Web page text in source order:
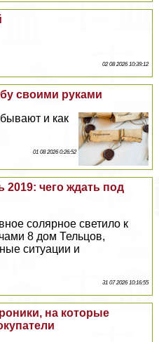
02 08 2026 10:39:12
своими руками
и как
01 08 2026 0:26:52
2019: чего ждать под
солярное светило к
8 дом Тельцов,
ситуации и
31 07 2026 10:16:55
на которые